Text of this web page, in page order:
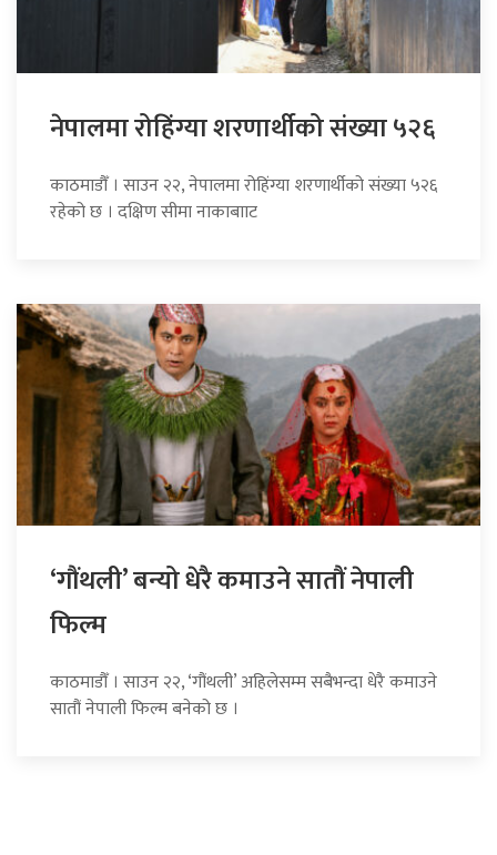
नेपालमा रोहिंग्या शरणार्थीको संख्या ५२६
काठमाडौँ । साउन २२, नेपालमा रोहिंग्या शरणार्थीको संख्या ५२६
रहेको छ । दक्षिण सीमा नाकाबााट
‘गौंथली’ बन्यो धेरै कमाउने सातौं नेपाली
फिल्म
काठमाडौँ । साउन २२, ‘गौंथली’ अहिलेसम्म सबैभन्दा धेरै कमाउने
सातौं नेपाली फिल्म बनेको छ ।